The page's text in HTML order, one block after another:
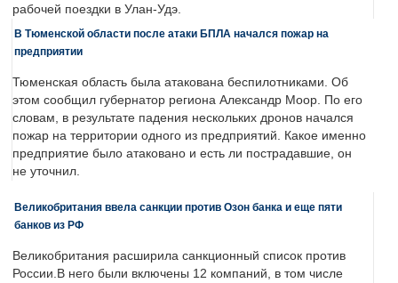
рабочей поездки в Улан-Удэ.
В Тюменской области после атаки БПЛА начался пожар на
предприятии
Тюменская область была атакована беспилотниками. Об
этом сообщил губернатор региона Александр Моор. По его
словам, в результате падения нескольких дронов начался
пожар на территории одного из предприятий. Какое именно
предприятие было атаковано и есть ли пострадавшие, он
не уточнил.
Великобритания ввела санкции против Озон банка и еще пяти
банков из РФ
Великобритания расширила санкционный список против
России.В него были включены 12 компаний, в том числе